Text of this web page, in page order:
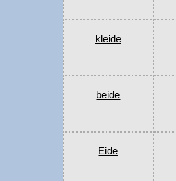
kleide
beide
Eide